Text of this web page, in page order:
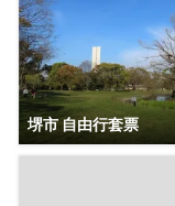
堺市 自由行套票